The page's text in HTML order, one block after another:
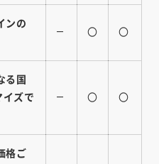
ンの
― 〇 〇
る国
イズで
― 〇 〇
格ご